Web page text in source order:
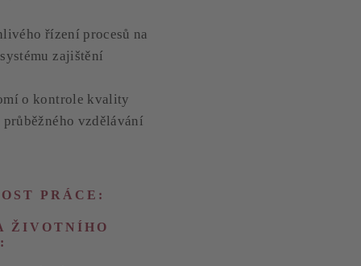
řízení procesů na
zajištění
o kontrole kvality
vzdělávání
PRÁCE:
ŽIVOTNÍHO